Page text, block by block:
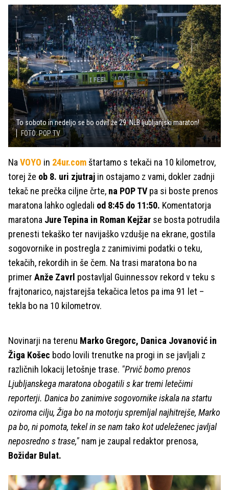
To soboto in nedeljo se bo odvil že 29. NLB ljubljanjski maraton!
FOTO: POP TV
Na VOYO in 24ur.com štartamo s tekači na 10 kilometrov,
torej že ob 8. uri zjutraj in ostajamo z vami, dokler zadnji
tekač ne prečka ciljne črte, na POP TV pa si boste prenos
maratona lahko ogledali od 8:45 do 11:50. Komentatorja
maratona Jure Tepina in Roman Kejžar se bosta potrudila
prenesti tekaško ter navijaško vzdušje na ekrane, gostila
sogovornike in postregla z zanimivimi podatki o teku,
tekačih, rekordih in še čem. Na trasi maratona bo na
primer Anže Zavrl postavljal Guinnessov rekord v teku s
frajtonarico, najstarejša tekačica letos pa ima 91 let –
tekla bo na 10 kilometrov.
Novinarji na terenu Marko Gregorc, Danica Jovanović in
Žiga Košec bodo lovili trenutke na progi in se javljali z
različnih lokacij letošnje trase. "Prvič bomo prenos
Ljubljanskega maratona obogatili s kar tremi letečimi
reporterji. Danica bo zanimive sogovornike iskala na startu
oziroma cilju, Žiga bo na motorju spremljal najhitrejše, Marko
pa bo, ni pomota, tekel in se nam tako kot udeleženec javljal
neposredno s trase," nam je zaupal redaktor prenosa,
Božidar Bulat.